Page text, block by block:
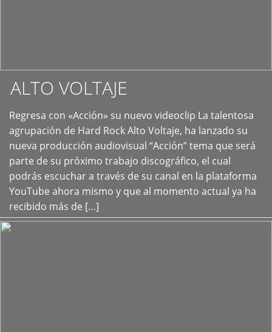
ALTO VOLTAJE
Regresa con «Acción» su nuevo videoclip La talentosa
agrupación de Hard Rock Alto Voltaje, ha lanzado su
nueva producción audiovisual “Acción” tema que será
parte de su próximo trabajo discográfico, el cual
podrás escuchar a través de su canal en la plataforma
YouTube ahora mismo y que al momento actual ya ha
recibido más de […]
+